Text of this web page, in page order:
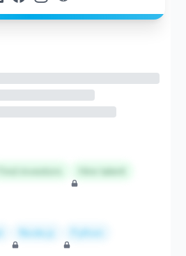
Hire talent
Node.js Python